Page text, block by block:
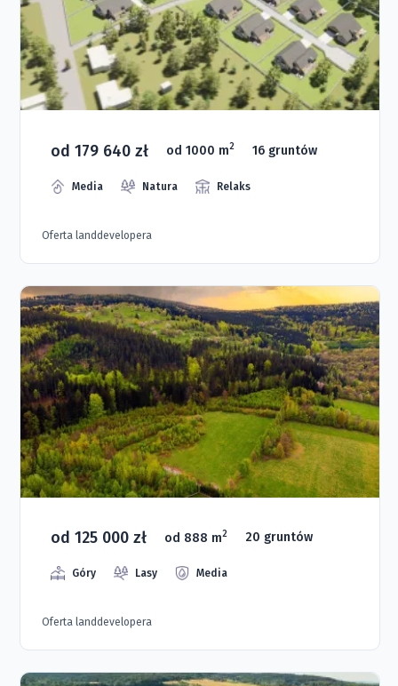
od 179 640 zł od 1000 m2 16 gruntów
Media Natura Relaks
Oferta landdevelopera
od 125 000 zł od 888 m2 20 gruntów
Góry Lasy Media
Oferta landdevelopera